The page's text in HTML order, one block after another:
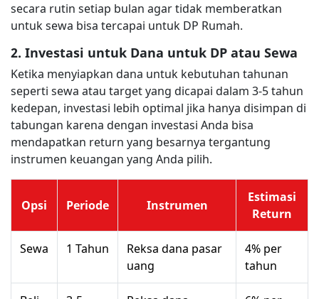
secara rutin setiap bulan agar tidak memberatkan
untuk sewa bisa tercapai untuk DP Rumah.
2. Investasi untuk Dana untuk DP atau Sewa
Ketika menyiapkan dana untuk kebutuhan tahunan
seperti sewa atau target yang dicapai dalam 3-5 tahun
kedepan, investasi lebih optimal jika hanya disimpan di
tabungan karena dengan investasi Anda bisa
mendapatkan return yang besarnya tergantung
instrumen keuangan yang Anda pilih.
Opsi Periode Instrumen
Estimasi
Return
Sewa 1 Tahun
Reksa dana pasar
uang
4% per
tahun